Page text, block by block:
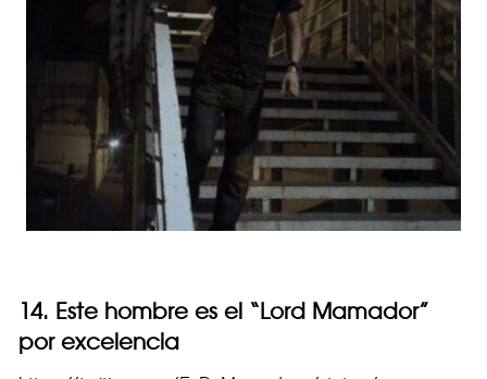
14. Este hombre es el “Lord Mamador”
por excelencia